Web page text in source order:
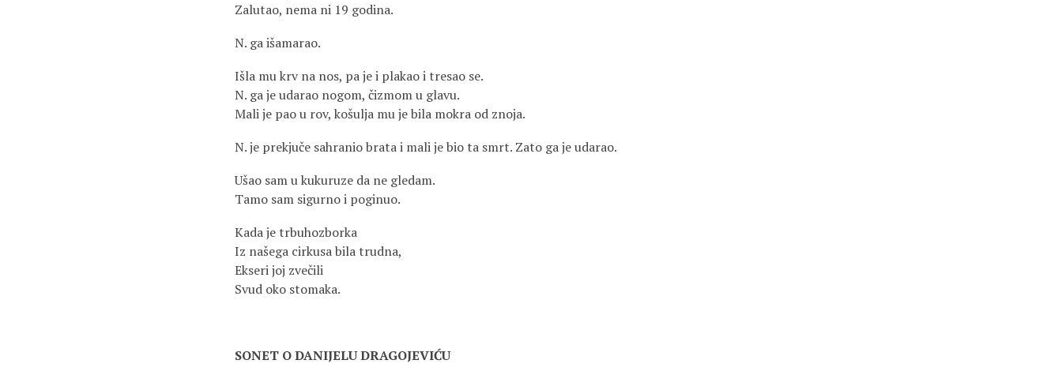
Zalutao, nema ni 19 godina.
N. ga išamarao.
Išla mu krv na nos, pa je i plakao i tresao se.
N. ga je udarao nogom, čizmom u glavu.
Mali je pao u rov, košulja mu je bila mokra od znoja.
N. je prekjuče sahranio brata i mali je bio ta smrt. Zato ga je udarao.
Ušao sam u kukuruze da ne gledam.
Tamo sam sigurno i poginuo.
Kada je trbuhozborka
Iz našega cirkusa bila trudna,
Ekseri joj zvečili
Svud oko stomaka.
SONET O DANIJELU DRAGOJEVIĆU